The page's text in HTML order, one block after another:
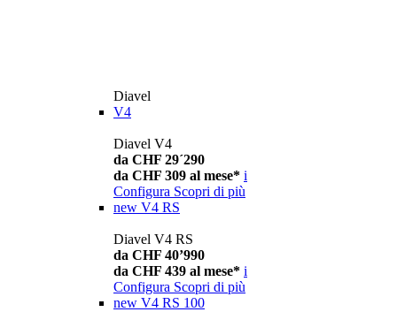
Diavel
V4
Diavel V4
da CHF 29´290
da CHF 309 al mese* i
Configura Scopri di più
new V4 RS
Diavel V4 RS
da CHF 40’990
da CHF 439 al mese* i
Configura Scopri di più
new V4 RS 100